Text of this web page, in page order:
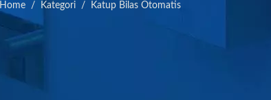
Home / Kategori / Katup Bilas Otomatis